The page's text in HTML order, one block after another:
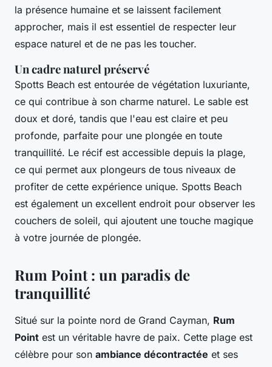
la présence humaine et se laissent facilement
approcher, mais il est essentiel de respecter leur
espace naturel et de ne pas les toucher.
Un cadre naturel préservé
Spotts Beach est entourée de végétation luxuriante,
ce qui contribue à son charme naturel. Le sable est
doux et doré, tandis que l'eau est claire et peu
profonde, parfaite pour une plongée en toute
tranquillité. Le récif est accessible depuis la plage,
ce qui permet aux plongeurs de tous niveaux de
profiter de cette expérience unique. Spotts Beach
est également un excellent endroit pour observer les
couchers de soleil, qui ajoutent une touche magique
à votre journée de plongée.
Rum Point : un paradis de
tranquillité
Situé sur la pointe nord de Grand Cayman, Rum
Point est un véritable havre de paix. Cette plage est
célèbre pour son ambiance décontractée et ses